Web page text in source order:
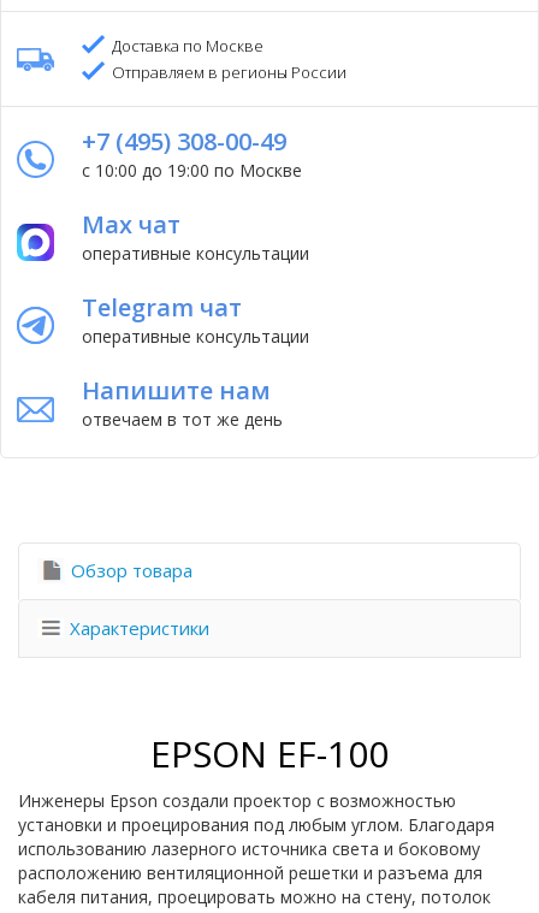
Доставка по Москве
Отправляем в регионы России
+7 (495) 308-00-49
с 10:00 до 19:00 по Москве
Max чат
оперативные консультации
Telegram чат
оперативные консультации
Напишите нам
отвечаем в тот же день
Обзор товара
Характеристики
EPSON EF-100
Инженеры Epson создали проектор с возможностью
установки и проецирования под любым углом. Благодаря
использованию лазерного источника света и боковому
расположению вентиляционной решетки и разъема для
кабеля питания, проецировать можно на стену, потолок